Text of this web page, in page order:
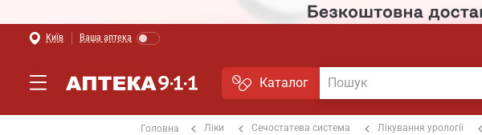
Київ Ваша аптека
Каталог
Головна Ліки Сечостатева система Лікування урології